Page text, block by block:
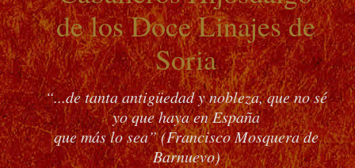
de los Doce Linajes de
Soria
“...de tanta antigüedad y nobleza, que no sé
yo que haya en España
que más lo sea” (Francisco Mosquera de
Barnuevo)